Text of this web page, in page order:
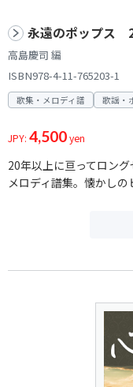
永遠のポップス
高島慶司 編
ISBN978-4-11-765203-1
歌集・メロディ譜 歌謡・
JPY: 4,500yen
20年以上に亘ってロン
メロディ譜集。懐かしの